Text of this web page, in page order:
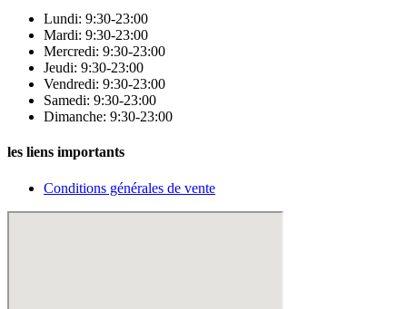
Lundi: 9:30-23:00
Mardi: 9:30-23:00
Mercredi: 9:30-23:00
Jeudi: 9:30-23:00
Vendredi: 9:30-23:00
Samedi: 9:30-23:00
Dimanche: 9:30-23:00
les liens importants
Conditions générales de vente